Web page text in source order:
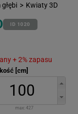
> Kwiaty 3D
ID 1020
+ 2% zapasu
[cm]
max: 427